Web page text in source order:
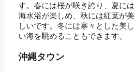
す。春には桜が咲き誇り、夏には
海水浴が楽しめ、秋には紅葉が美
しいです。冬には寒々とした美し
い海を眺めることもできます。
沖縄タウン